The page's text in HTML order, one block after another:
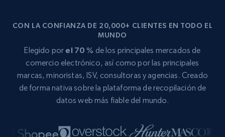
CON LA CONFIANZA DE 20,000+ CLIENTES EN TODO EL
MUNDO
Elegido por el 70 % de los principales mercados de
comercio electrónico, así como por las principales
marcas, minoristas, ISV, consultoras y agencias. Creado
de forma nativa sobre la plataforma de recopilación de
datos web más fiable del mundo.